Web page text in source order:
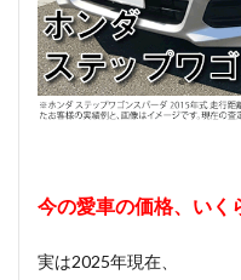
今の愛車の価格、 いく
実は2025年現在、